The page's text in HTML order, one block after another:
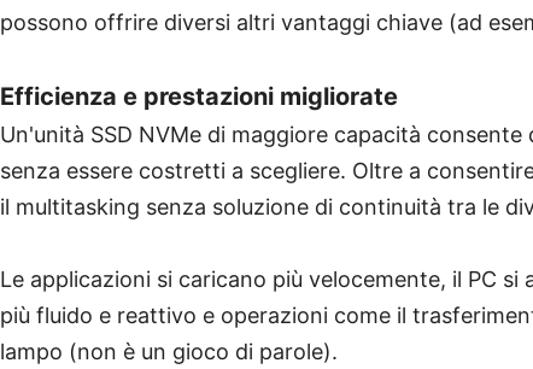
possono offrire diversi altri vantaggi chiave (ad
Efficienza e prestazioni migliorate
Un'unità SSD NVMe di maggiore capacità
senza essere costretti a scegliere. Oltre a
il multitasking senza soluzione di continuità tra le
Le applicazioni si caricano più velocemente, il PC
più fluido e reattivo e operazioni come il
lampo (non è un gioco di parole).